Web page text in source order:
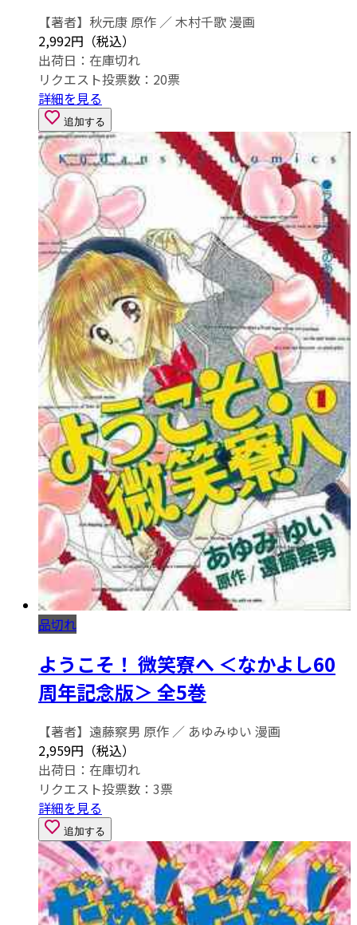
【著者】秋元康 原作 ／ 木村千歌 漫画
2,992円（税込）
出荷日： 在庫切れ
リクエスト投票数： 20票
詳細を見る
追加する
品切れ
ようこそ！ 微笑寮へ ＜なかよし60
周年記念版＞ 全5巻
【著者】遠藤察男 原作 ／ あゆみゆい 漫画
2,959円（税込）
出荷日： 在庫切れ
リクエスト投票数： 3票
詳細を見る
追加する